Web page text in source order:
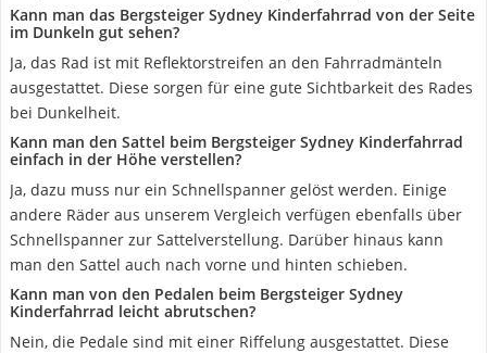
Kann man das Bergsteiger Sydney Kinderfahrrad von der Seite
im Dunkeln gut sehen?
Ja, das Rad ist mit Reflektorstreifen an den Fahrradmänteln
ausgestattet. Diese sorgen für eine gute Sichtbarkeit des Rades
bei Dunkelheit.
Kann man den Sattel beim Bergsteiger Sydney Kinderfahrrad
einfach in der Höhe verstellen?
Ja, dazu muss nur ein Schnellspanner gelöst werden. Einige
andere Räder aus unserem Vergleich verfügen ebenfalls über
Schnellspanner zur Sattelverstellung. Darüber hinaus kann
man den Sattel auch nach vorne und hinten schieben.
Kann man von den Pedalen beim Bergsteiger Sydney
Kinderfahrrad leicht abrutschen?
Nein, die Pedale sind mit einer Riffelung ausgestattet. Diese